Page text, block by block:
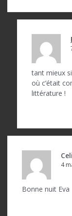
a
tant mieux
où c’était
littérature !
4
Bonne nuit Eva